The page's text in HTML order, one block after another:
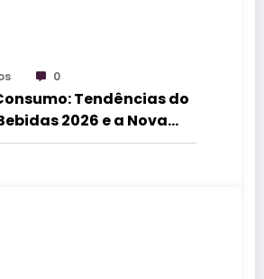
0
Tendências do
2026 e a Nova